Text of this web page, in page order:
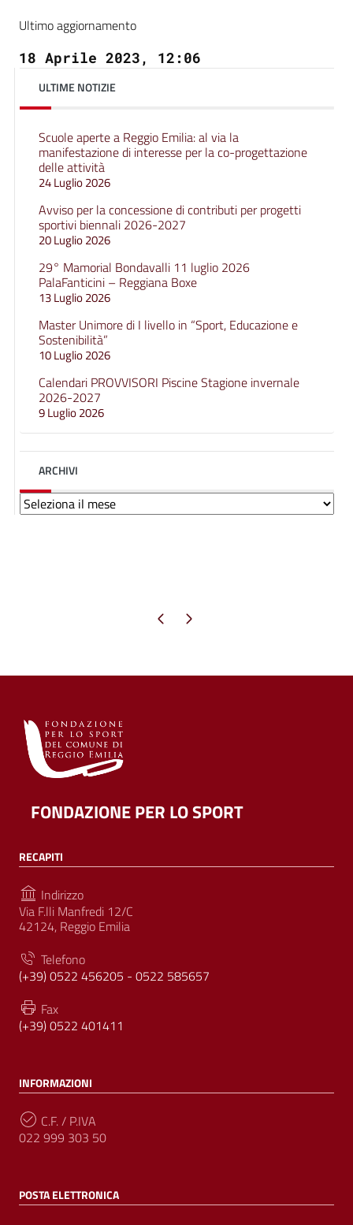
Ultimo aggiornamento
18 Aprile 2023, 12:06
ULTIME NOTIZIE
Scuole aperte a Reggio Emilia: al via la
manifestazione di interesse per la co-progettazione
delle attività
24 Luglio 2026
Avviso per la concessione di contributi per progetti
sportivi biennali 2026-2027
20 Luglio 2026
29° Mamorial Bondavalli 11 luglio 2026
PalaFanticini – Reggiana Boxe
13 Luglio 2026
Master Unimore di I livello in “Sport, Educazione e
Sostenibilità”
10 Luglio 2026
Calendari PROVVISORI Piscine Stagione invernale
2026-2027
9 Luglio 2026
ARCHIVI
Archivi
Pagina precedente
Pagina successiva
FONDAZIONE PER LO SPORT
RECAPITI
Indirizzo
Via F.lli Manfredi 12/C
42124, Reggio Emilia
Telefono
(+39) 0522 456205 - 0522 585657
Fax
(+39) 0522 401411
INFORMAZIONI
C.F. / P.IVA
022 999 303 50
POSTA ELETTRONICA